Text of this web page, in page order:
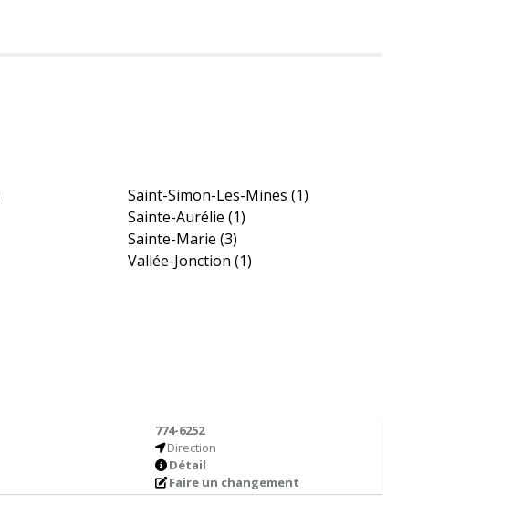
Saint-Simon-Les-Mines (1)
Sainte-Aurélie (1)
Sainte-Marie (3)
Vallée-Jonction (1)
774-6252
Direction
Détail
Faire un changement